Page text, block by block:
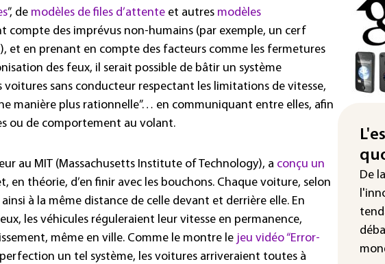
”, de modèles de files d’attente et autres modèles
compte des imprévus non-humains (par exemple, un cerf
et en prenant en compte des facteurs comme les fermetures
des feux, il serait possible de bâtir un système
voitures sans conducteur respectant les limitations de vitesse,
manière plus rationnelle”… en communiquant entre elles, afin
ou de comportement au volant.
au MIT (Massachusetts Institute of Technology), a conçu un
en théorie, d’en finir avec les bouchons. Chaque voiture, selon
à la même distance de celle devant et derrière elle. En
les véhicules réguleraient leur vitesse en permanence,
même en ville. Comme le montre le jeu vidéo “Error-
un tel système, les voitures arriveraient toutes à
Le
De